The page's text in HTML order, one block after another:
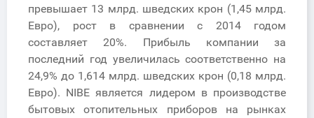
превышает 13 млрд. шведских крон (1,45 млрд.
Евро), рост в сравнении с 2014 годом
составляет 20%. Прибыль компании за
последний год увеличилась соответственно на
24,9% до 1,614 млрд. шведских крон (0,18 млрд.
Евро). NIBE является лидером в производстве
бытовых отопительных приборов на рынках